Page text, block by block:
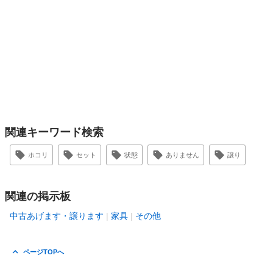
関連キーワード検索
ホコリ セット 状態 ありません 譲り
関連の掲示板
中古あげます・譲ります 家具 その他
ページTOPへ